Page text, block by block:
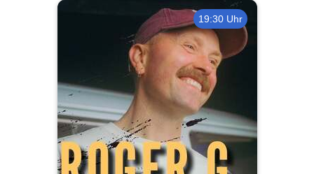
19:30 Uhr